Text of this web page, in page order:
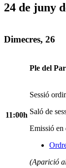
24 de juny
Dimecres, 26
11:00h
Ple del
Sessió
Saló de
Emissió en
(Aparició